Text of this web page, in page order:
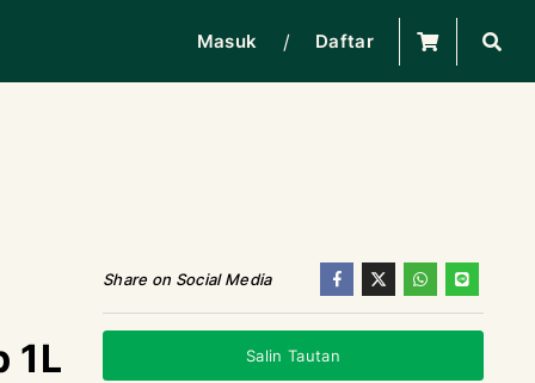
Masuk / Daftar
1L
Share on Social Media
Salin Tautan